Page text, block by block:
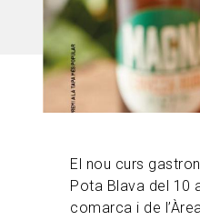
El nou curs
Pota Blava del 10
comarca i de